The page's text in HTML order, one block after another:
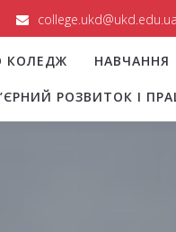
college.ukd@ukd.edu.ua
КОЛЕДЖ НАВЧАННЯ
РОЗВИТОК І